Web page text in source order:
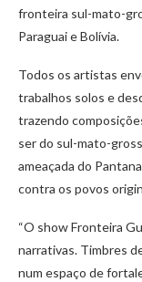
fronteira sul-mato-
Paraguai e Bolívia.
Todos os artistas
trabalhos solos e
trazendo
ser do sul-mato-
ameaçada do
contra os povos
“O show Fronteira
narrativas. Timbres
num espaço de